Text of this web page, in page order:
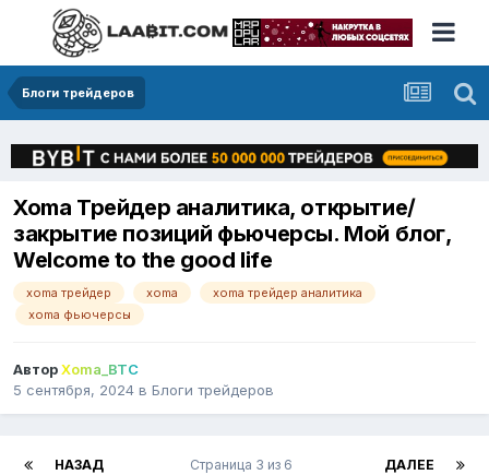
Блоги трейдеров
Xoma Трейдер аналитика, открытие/
закрытие позиций фьючерсы. Мой блог,
Welcome to the good life
xoma трейдер xoma
xoma трейдер аналитика
xoma фьючерсы
АвторXoma_BTC
5 сентября, 2024 в Блоги трейдеров
НАЗАД ДАЛЕЕ
Страница 3 из 6